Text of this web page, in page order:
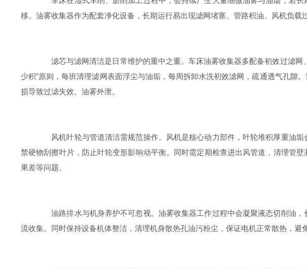
移。油雾收集器作为配套净化设备，长期运行易出现滤网堵塞、管路积油、风机负
滤芯与滤网清洁是日常维护的重中之重。车床油雾收集器多配备初效过滤网
少积”原则，每班清理滤网表面浮尘与油垢，每周拆卸水洗初效滤网，疏通透气孔隙
损导致过滤失效、油雾外泄。
风机叶轮与管道清洁需规范操作。风机是核心动力部件，叶轮堆积厚重油垢
禁硬物刮擦叶片，防止叶轮变形影响动平衡。同时需定期检查进出风管道，清理管
果差等问题。
油路排水与机身养护不可忽视。油雾收集器工作过程中会凝聚液态切削油，
流收集。同时保持设备机体整洁，清理机身散热孔油污粉尘，保证电机正常散热，